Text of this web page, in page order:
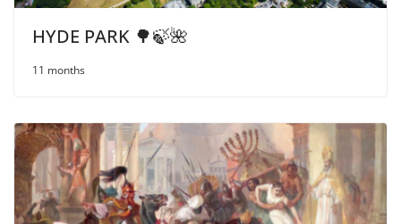
HYDE PARK 🌳🍃🌺
11 months